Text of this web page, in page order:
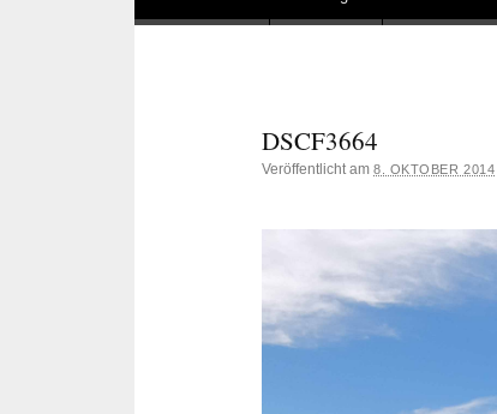
DSCF3664
Veröffentlicht am 8. OKTOBER 2014